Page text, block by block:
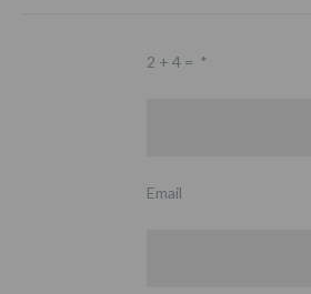
2 + 4 = *
Email